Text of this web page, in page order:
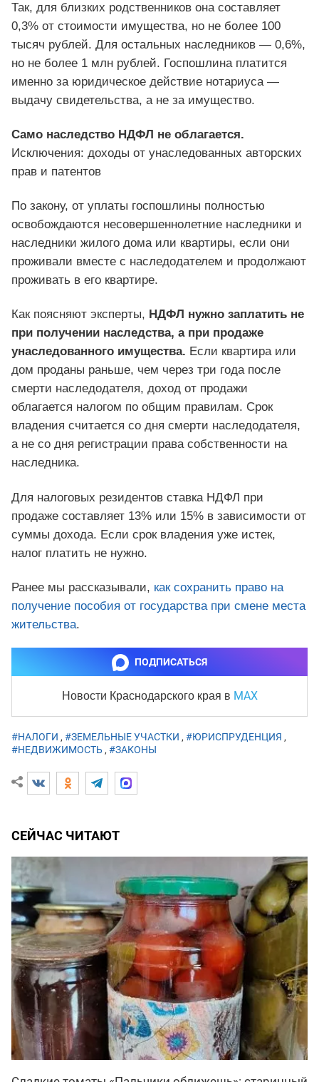
Так, для близких родственников она составляет
0,3% от стоимости имущества, но не более 100
тысяч рублей. Для остальных наследников — 0,6%,
но не более 1 млн рублей. Госпошлина платится
именно за юридическое действие нотариуса —
выдачу свидетельства, а не за имущество.
Само наследство НДФЛ не облагается.
Исключения: доходы от унаследованных авторских
прав и патентов
По закону, от уплаты госпошлины полностью
освобождаются несовершеннолетние наследники и
наследники жилого дома или квартиры, если они
проживали вместе с наследодателем и продолжают
проживать в его квартире.
Как поясняют эксперты, НДФЛ нужно заплатить не
при получении наследства, а при продаже
унаследованного имущества. Если квартира или
дом проданы раньше, чем через три года после
смерти наследодателя, доход от продажи
облагается налогом по общим правилам. Срок
владения считается со дня смерти наследодателя,
а не со дня регистрации права собственности на
наследника.
Для налоговых резидентов ставка НДФЛ при
продаже составляет 13% или 15% в зависимости от
суммы дохода. Если срок владения уже истек,
налог платить не нужно.
Ранее мы рассказывали, как сохранить право на
получение пособия от государства при смене места
жительства.
ПОДПИСАТЬСЯ
Новости Краснодарского края в MAX
#НАЛОГИ , #ЗЕМЕЛЬНЫЕ УЧАСТКИ , #ЮРИСПРУДЕНЦИЯ ,
#НЕДВИЖИМОСТЬ , #ЗАКОНЫ
СЕЙЧАС ЧИТАЮТ